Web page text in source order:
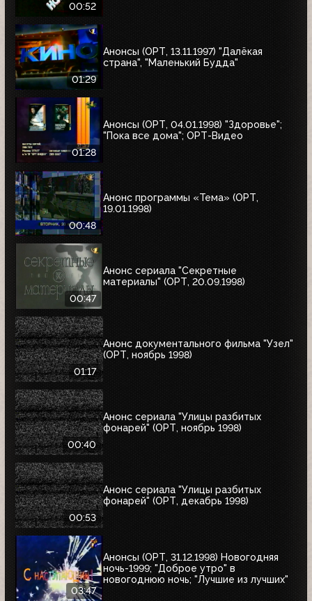
00:52
01:29
Анонсы (ОРТ, 13.11.1997) "Далёкая
страна", "Маленький Будда"
01:28
Анонсы (ОРТ, 04.01.1998) "Здоровье";
"Пока все дома"; ОРТ-Видео
00:48
Анонс программы «Тема» (ОРТ,
19.01.1998)
00:47
Анонс сериала "Секретные
материалы" (ОРТ, 20.09.1998)
01:17
Анонс документального фильма "Узел"
(ОРТ, ноябрь 1998)
00:40
Анонс сериала "Улицы разбитых
фонарей" (ОРТ, ноябрь 1998)
00:53
Анонс сериала "Улицы разбитых
фонарей" (ОРТ, декабрь 1998)
03:47
Анонсы (ОРТ, 31.12.1998) Новогодняя
ночь-1999; "Доброе утро" в
новогоднюю ночь; "Лучшие из лучших"